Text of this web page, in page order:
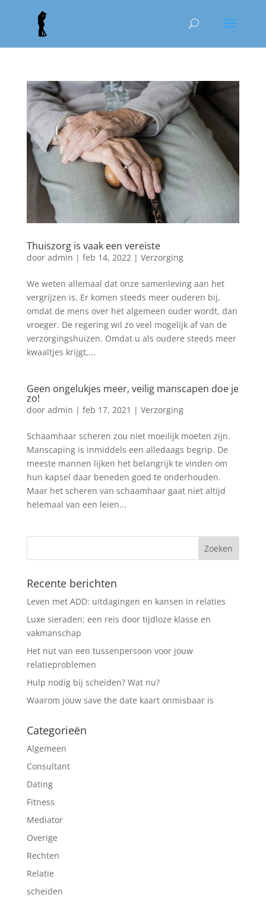
Thuiszorg is vaak een vereiste
door admin | feb 14, 2022| Verzorging
We weten allemaal dat onze samenleving aan het
vergrijzen is. Er komen steeds meer ouderen bij,
omdat de mens over het algemeen ouder wordt, dan
vroeger. De regering wil zo veel mogelijk af van de
verzorgingshuizen. Omdat u als oudere steeds meer
kwaaltjes krijgt,...
Geen ongelukjes meer, veilig manscapen doe je
zo!
door admin | feb 17, 2021 | Verzorging
Schaamhaar scheren zou niet moeilijk moeten zijn.
Manscaping is inmiddels een alledaags begrip. De
meeste mannen lijken het belangrijk te vinden om
hun kapsel daar beneden goed te onderhouden.
Maar het scheren van schaamhaar gaat niet altijd
helemaal van een leien...
Recente berichten
Leven met ADD: uitdagingen en kansen in relaties
Luxe sieraden: een reis door tijdloze klasse en
vakmanschap
Het nut van een tussenpersoon voor jouw
relatieproblemen
Hulp nodig bij scheiden? Wat nu?
Waarom jouw save the date kaart onmisbaar is
Categorieën
Algemeen
Consultant
Dating
Fitness
Mediator
Overige
Rechten
Relatie
scheiden